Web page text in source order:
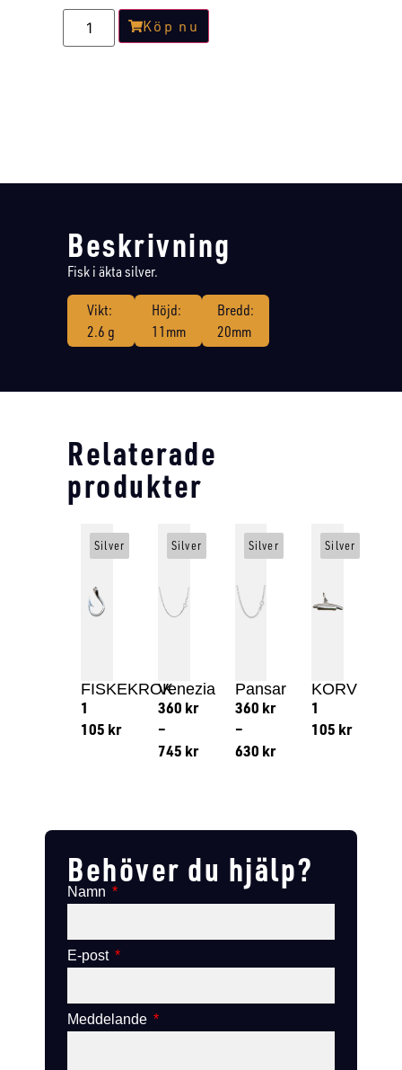
Köp nu
Beskrivning
Fisk i äkta silver.
Vikt:
2.6 g
Höjd:
11mm
Bredd:
20mm
Relaterade
produkter
FISKEKROK
1
105 kr
Silver
Venezia
360 kr
–
745 kr
Silver
Pansar
360 kr
–
630 kr
Silver
KORV
1
105 kr
Silver
Behöver du hjälp?
Namn
E-post
Meddelande